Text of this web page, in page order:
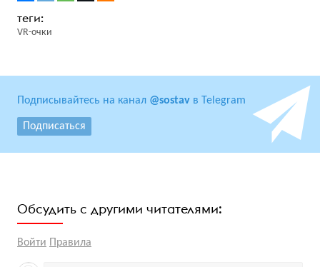
VR-очки
Подписывайтесь на канал @sostav в Telegram
Подписаться
Обсудить с другими читателями:
Войти Правила